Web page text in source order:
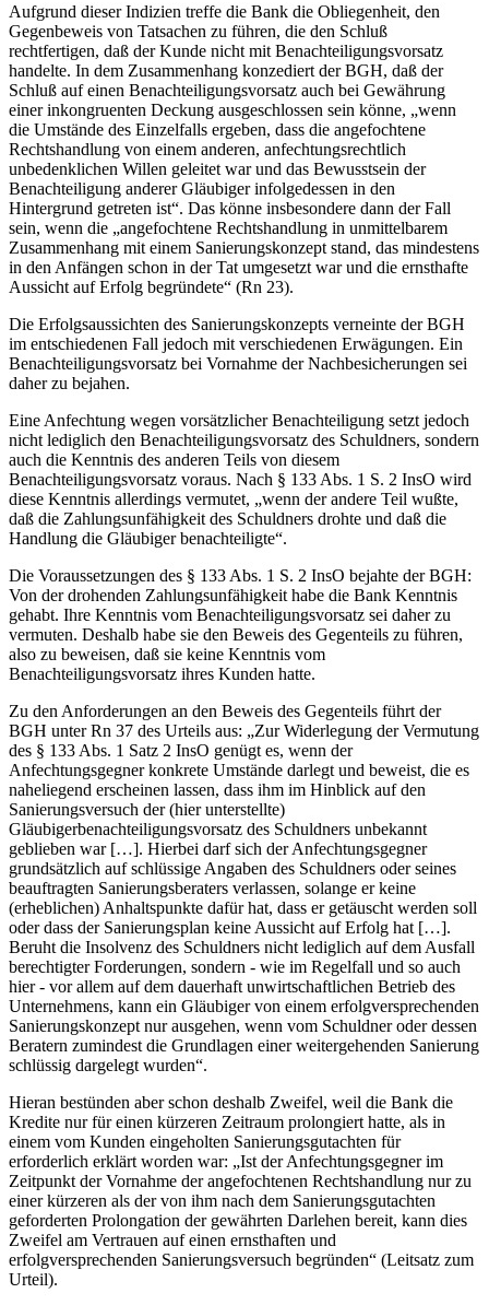
Aufgrund dieser Indizien treffe die Bank die Obliegenheit, den
Gegenbeweis von Tatsachen zu führen, die den Schluß
rechtfertigen, daß der Kunde nicht mit Benachteiligungsvorsatz
handelte. In dem Zusammenhang konzediert der BGH, daß der
Schluß auf einen Benachteiligungsvorsatz auch bei Gewährung
einer inkongruenten Deckung ausgeschlossen sein könne, „wenn
die Umstände des Einzelfalls ergeben, dass die angefochtene
Rechtshandlung von einem anderen, anfechtungsrechtlich
unbedenklichen Willen geleitet war und das Bewusstsein der
Benachteiligung anderer Gläubiger infolgedessen in den
Hintergrund getreten ist“. Das könne insbesondere dann der Fall
sein, wenn die „angefochtene Rechtshandlung in unmittelbarem
Zusammenhang mit einem Sanierungskonzept stand, das mindestens
in den Anfängen schon in der Tat umgesetzt war und die ernsthafte
Aussicht auf Erfolg begründete“ (Rn 23).
Die Erfolgsaussichten des Sanierungskonzepts verneinte der BGH
im entschiedenen Fall jedoch mit verschiedenen Erwägungen. Ein
Benachteiligungsvorsatz bei Vornahme der Nachbesicherungen sei
daher zu bejahen.
Eine Anfechtung wegen vorsätzlicher Benachteiligung setzt jedoch
nicht lediglich den Benachteiligungsvorsatz des Schuldners, sondern
auch die Kenntnis des anderen Teils von diesem
Benachteiligungsvorsatz voraus. Nach § 133 Abs. 1 S. 2 InsO wird
diese Kenntnis allerdings vermutet, „wenn der andere Teil wußte,
daß die Zahlungsunfähigkeit des Schuldners drohte und daß die
Handlung die Gläubiger benachteiligte“.
Die Voraussetzungen des § 133 Abs. 1 S. 2 InsO bejahte der BGH:
Von der drohenden Zahlungsunfähigkeit habe die Bank Kenntnis
gehabt. Ihre Kenntnis vom Benachteiligungsvorsatz sei daher zu
vermuten. Deshalb habe sie den Beweis des Gegenteils zu führen,
also zu beweisen, daß sie keine Kenntnis vom
Benachteiligungsvorsatz ihres Kunden hatte.
Zu den Anforderungen an den Beweis des Gegenteils führt der
BGH unter Rn 37 des Urteils aus: „Zur Widerlegung der Vermutung
des § 133 Abs. 1 Satz 2 InsO genügt es, wenn der
Anfechtungsgegner konkrete Umstände darlegt und beweist, die es
naheliegend erscheinen lassen, dass ihm im Hinblick auf den
Sanierungsversuch der (hier unterstellte)
Gläubigerbenachteiligungsvorsatz des Schuldners unbekannt
geblieben war […]. Hierbei darf sich der Anfechtungsgegner
grundsätzlich auf schlüssige Angaben des Schuldners oder seines
beauftragten Sanierungsberaters verlassen, solange er keine
(erheblichen) Anhaltspunkte dafür hat, dass er getäuscht werden soll
oder dass der Sanierungsplan keine Aussicht auf Erfolg hat […].
Beruht die Insolvenz des Schuldners nicht lediglich auf dem Ausfall
berechtigter Forderungen, sondern - wie im Regelfall und so auch
hier - vor allem auf dem dauerhaft unwirtschaftlichen Betrieb des
Unternehmens, kann ein Gläubiger von einem erfolgversprechenden
Sanierungskonzept nur ausgehen, wenn vom Schuldner oder dessen
Beratern zumindest die Grundlagen einer weitergehenden Sanierung
schlüssig dargelegt wurden“.
Hieran bestünden aber schon deshalb Zweifel, weil die Bank die
Kredite nur für einen kürzeren Zeitraum prolongiert hatte, als in
einem vom Kunden eingeholten Sanierungsgutachten für
erforderlich erklärt worden war: „Ist der Anfechtungsgegner im
Zeitpunkt der Vornahme der angefochtenen Rechtshandlung nur zu
einer kürzeren als der von ihm nach dem Sanierungsgutachten
geforderten Prolongation der gewährten Darlehen bereit, kann dies
Zweifel am Vertrauen auf einen ernsthaften und
erfolgversprechenden Sanierungsversuch begründen“ (Leitsatz zum
Urteil).